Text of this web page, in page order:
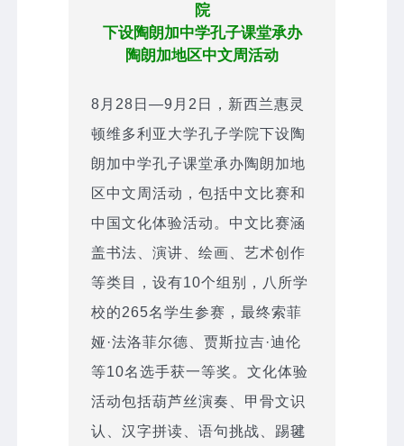
院
下设陶朗加中学孔子课堂承办
陶朗加地区中文周活动
8月28日—9月2日，新西兰惠灵
顿维多利亚大学孔子学院下设陶
朗加中学孔子课堂承办陶朗加地
区中文周活动，包括中文比赛和
中国文化体验活动。中文比赛涵
盖书法、演讲、绘画、艺术创作
等类目，设有10个组别，八所学
校的265名学生参赛，最终索菲
娅·法洛菲尔德、贾斯拉吉·迪伦
等10名选手获一等奖。文化体验
活动包括葫芦丝演奏、甲骨文识
认、汉字拼读、语句挑战、踢毽